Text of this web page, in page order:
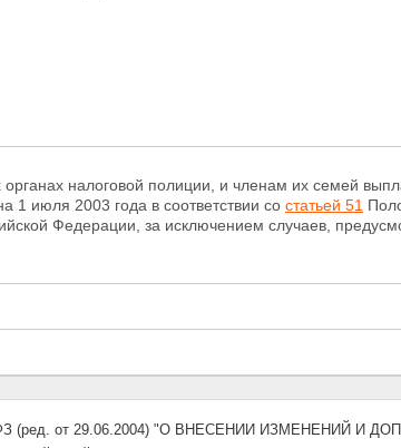
налоговой полиции, и членам их семей
1 июля 2003 года в соответствии со статьей 51
Федерации, за исключением случаев,
(ред. от 29.06.2004) "О ВНЕСЕНИИ ИЗМЕНЕНИЙ И